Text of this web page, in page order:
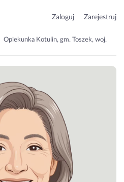
Zaloguj Zarejestruj
Opiekunka Kotulin, gm. Toszek, woj.